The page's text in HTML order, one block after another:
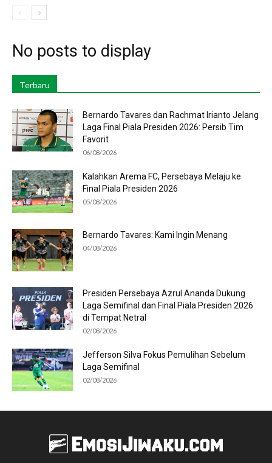
No posts to display
Terbaru
Bernardo Tavares dan Rachmat Irianto Jelang
Laga Final Piala Presiden 2026: Persib Tim
Favorit
06/08/2026
Kalahkan Arema FC, Persebaya Melaju ke
Final Piala Presiden 2026
05/08/2026
Bernardo Tavares: Kami Ingin Menang
04/08/2026
Presiden Persebaya Azrul Ananda Dukung
Laga Semifinal dan Final Piala Presiden 2026
di Tempat Netral
02/08/2026
Jefferson Silva Fokus Pemulihan Sebelum
Laga Semifinal
02/08/2026